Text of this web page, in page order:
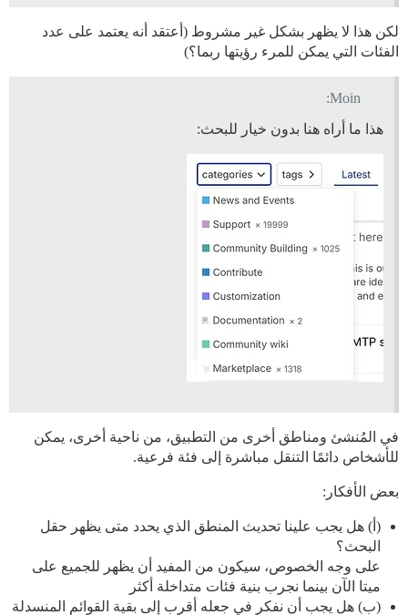
لكن هذا لا يظهر بشكل غير مشروط (أعتقد أنه يعتمد على عدد
الفئات التي يمكن للمرء رؤيتها ربما؟)
Moin:
هذا ما أراه هنا بدون خيار للبحث:
في المُنشئ ومناطق أخرى من التطبيق، من ناحية أخرى، يمكن
للأشخاص دائمًا التنقل مباشرة إلى فئة فرعية.
بعض الأفكار:
(أ) هل يجب علينا تحديث المنطق الذي يحدد متى يظهر حقل
البحث؟
على وجه الخصوص، سيكون من المفيد أن يظهر للجميع على
ميتا الآن بينما نجرب بنية فئات متداخلة أكثر
(ب) هل يجب أن نفكر في جعله أقرب إلى بقية القوائم المنسدلة